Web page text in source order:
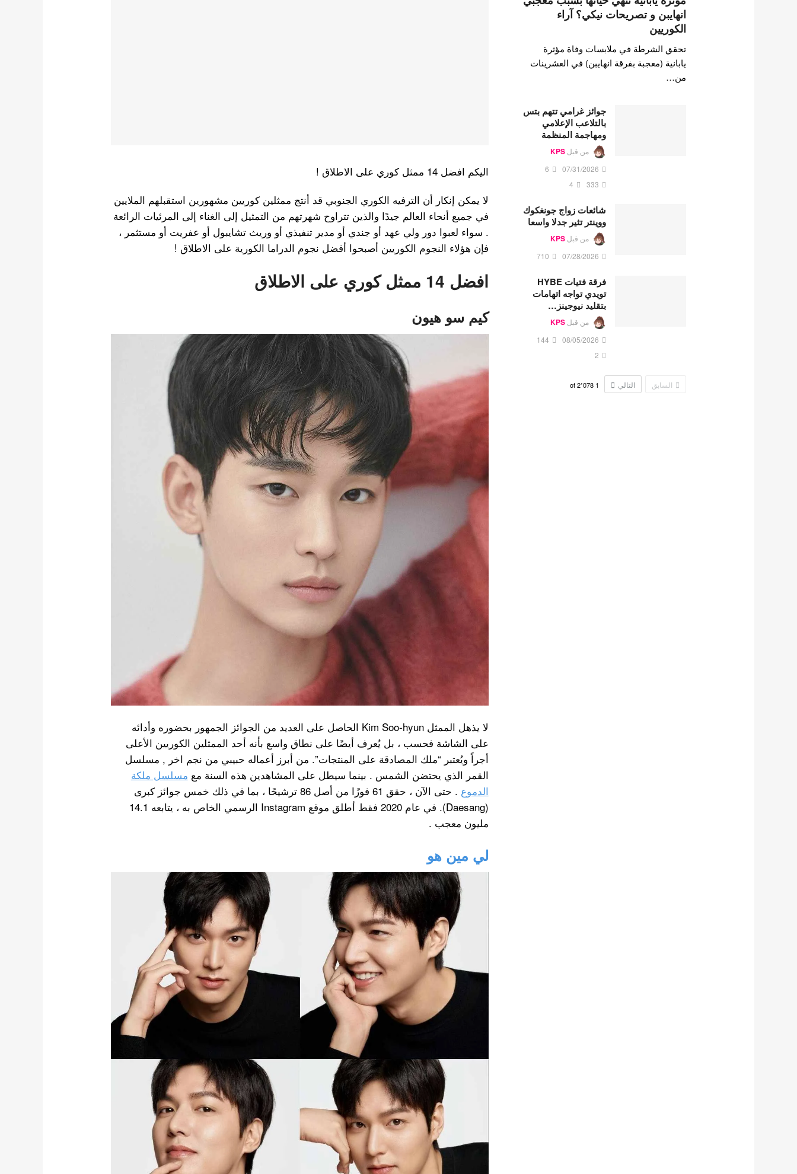
اليكم افضل 14 ممثل كوري على الاطلاق !
لا يمكن إنكار أن الترفيه الكوري الجنوبي قد أنتج ممثلين كوريين مشهورين استقبلهم الملايين
في جميع أنحاء العالم جيدًا والذين تتراوح شهرتهم من التمثيل إلى الغناء إلى المرئيات الرائعة
. سواء لعبوا دور ولي عهد أو جندي أو مدير تنفيذي أو وريث تشايبول أو عفريت أو مستثمر ،
فإن هؤلاء النجوم الكوريين أصبحوا أفضل نجوم الدراما الكورية على الاطلاق !
افضل 14 ممثل كوري على الاطلاق
كيم سو هيون
لا يذهل الممثل Kim Soo-hyun الحاصل على العديد من الجوائز الجمهور بحضوره وأدائه
على الشاشة فحسب ، بل يُعرف أيضًا على نطاق واسع بأنه أحد الممثلين الكوريين الأعلى
أجراً ويُعتبر “ملك المصادقة على المنتجات”. من أبرز أعماله حبيبي من نجم اخر , مسلسل
القمر الذي يحتضن الشمس . بينما سيطل على المشاهدين هذه السنة مع مسلسل ملكة
الدموع
. حتى الآن ، حقق 61 فوزًا من أصل 86 ترشيحًا ، بما في ذلك خمس جوائز كبرى
(Daesang). في عام 2020 فقط أطلق موقع Instagram الرسمي الخاص به ، يتابعه 14.1
مليون معجب .
لي مين هو
انهايبن و تصريحات نيكي؟ آراء
الكوريين
تحقق الشرطة في ملابسات وفاة مؤثرة
يابانية (معجبة بفرقة انهايبن) في العشرينات
من…
جوائز غرامي تتهم بتس
بالتلاعب الإعلامي
ومهاجمة المنظمة
من قبل KPS
07/31/2026
6
333
4
شائعات زواج جونغكوك
ووينتر تثير جدلا واسعا
من قبل KPS
07/28/2026
710
فرقة فتيات HYBE
تويدي تواجه اتهامات
بتقليد نيوجينز…
من قبل KPS
08/05/2026
144
2
السابق التالي 1 2٬078